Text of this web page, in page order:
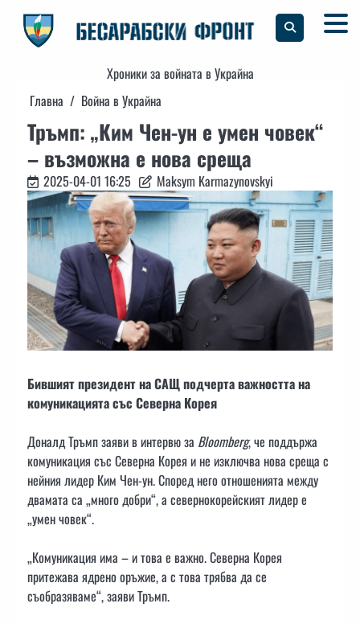
content
Хроники за войната в Украйна
Главна
Война в Украйна
Тръмп: „Ким Чен-ун е умен човек“
– възможна е нова среща
2025-04-01 16:25 Maksym Karmazynovskyi
Бившият президент на САЩ подчерта важността на
комуникацията със Северна Корея
Доналд Тръмп заяви в интервю за Bloomberg, че поддържа
комуникация със Северна Корея и не изключва нова среща с
нейния лидер Ким Чен-ун. Според него отношенията между
двамата са „много добри“, а севернокорейският лидер е
„умен човек“.
„Комуникация има – и това е важно. Северна Корея
притежава ядрено оръжие, а с това трябва да се
съобразяваме“, заяви Тръмп.